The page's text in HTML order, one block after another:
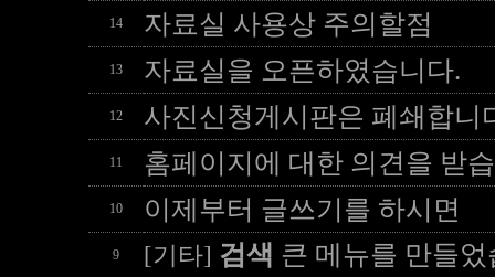
14 자료실 사용상 주의할점
13 자료실을 오픈하였습니다.
12 사진신청게시판은 폐쇄합니
11 홈페이지에 대한 의견을 받
10 이제부터 글쓰기를 하시면
9 [기타] 검색 큰 메뉴를 만들